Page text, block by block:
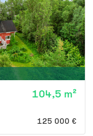
104,5 m²
125 000 €